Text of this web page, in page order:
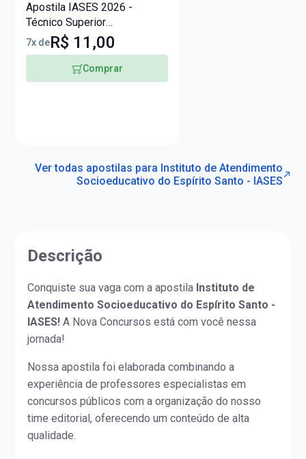
Apostila IASES 2026 -
Técnico Superior
Socioeducativo - Direito
7x deR$ 11,00
Comprar
Ver todas apostilas para Instituto de Atendimento
Socioeducativo do Espírito Santo - IASES
Descrição
Conquiste sua vaga com a apostila Instituto de
Atendimento Socioeducativo do Espírito Santo -
IASES! A Nova Concursos está com você nessa
jornada!
Nossa apostila foi elaborada combinando a
experiência de professores especialistas em
concursos públicos com a organização do nosso
time editorial, oferecendo um conteúdo de alta
qualidade.